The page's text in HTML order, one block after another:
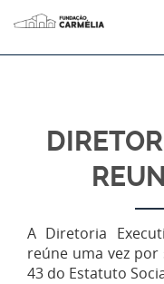
A Diretoria
reúne uma vez
43 do Estatuto